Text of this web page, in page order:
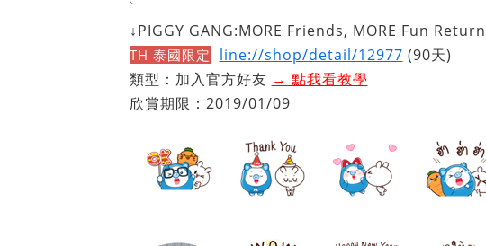
↓PIGGY GANG:MORE Friends, MORE Fun Return
TH 泰國限定 line://shop/detail/12977 (90天)
類型：加入官方好友 → 點我看教學
欣賞期限：2019/01/09